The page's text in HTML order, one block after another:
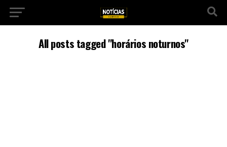
All posts tagged "horários noturnos"